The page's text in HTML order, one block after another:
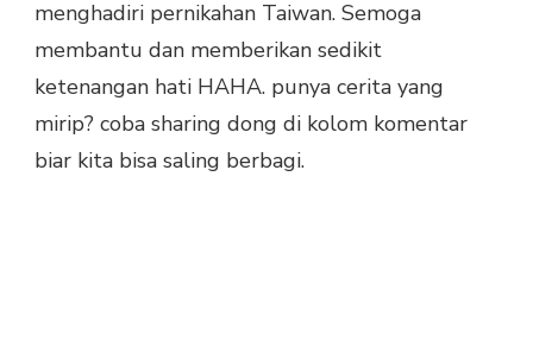
menghadiri pernikahan Taiwan. Semoga
membantu dan memberikan sedikit
ketenangan hati HAHA. punya cerita yang
mirip? coba sharing dong di kolom komentar
biar kita bisa saling berbagi.